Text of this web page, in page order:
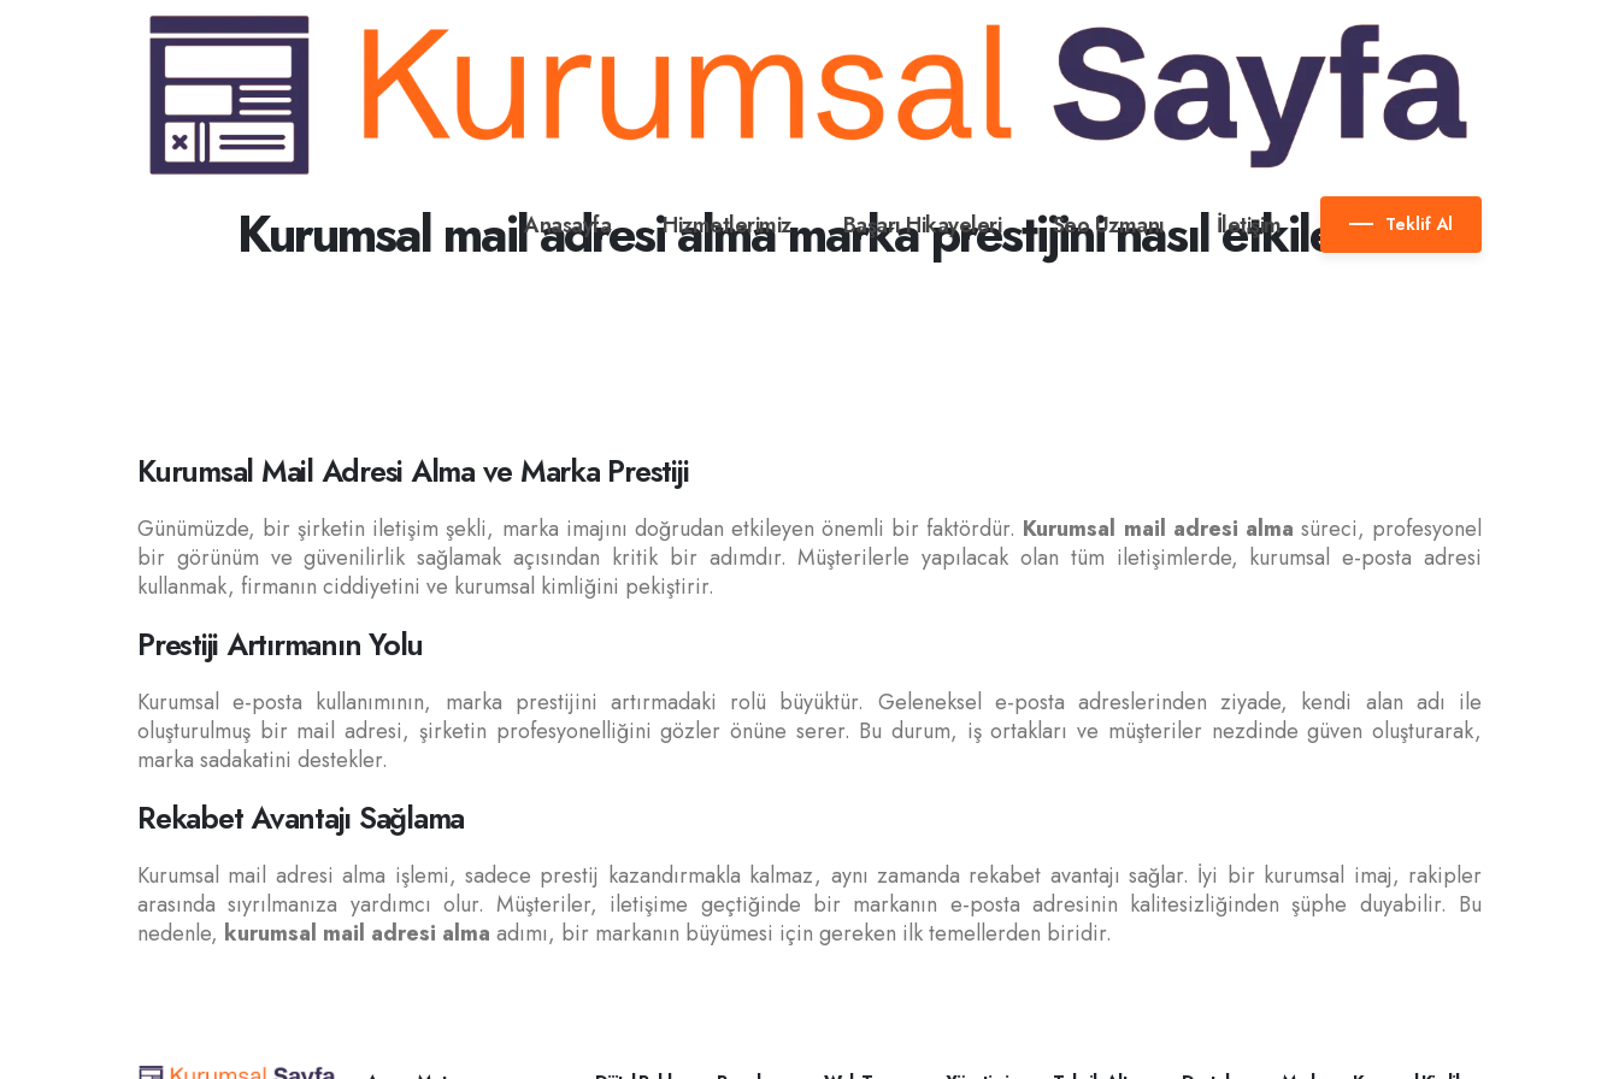
Anasayfa Hizmetlerimiz Başarı Hikayeleri Seo Uzmanı İletişim Teklif Al
Kurumsal mail adresi alma marka prestijini nasıl etkiler?
Kurumsal Mail Adresi Alma ve Marka Prestiji
Günümüzde, bir şirketin iletişim şekli, marka imajını doğrudan etkileyen önemli bir faktördür. Kurumsal mail adresi alma süreci, profesyonel
bir görünüm ve güvenilirlik sağlamak açısından kritik bir adımdır. Müşterilerle yapılacak olan tüm iletişimlerde, kurumsal e-posta adresi
kullanmak, firmanın ciddiyetini ve kurumsal kimliğini pekiştirir.
Prestiji Artırmanın Yolu
Kurumsal e-posta kullanımının, marka prestijini artırmadaki rolü büyüktür. Geleneksel e-posta adreslerinden ziyade, kendi alan adı ile
oluşturulmuş bir mail adresi, şirketin profesyonelliğini gözler önüne serer. Bu durum, iş ortakları ve müşteriler nezdinde güven oluşturarak,
marka sadakatini destekler.
Rekabet Avantajı Sağlama
Kurumsal mail adresi alma işlemi, sadece prestij kazandırmakla kalmaz, aynı zamanda rekabet avantajı sağlar. İyi bir kurumsal imaj, rakipler
arasında sıyrılmanıza yardımcı olur. Müşteriler, iletişime geçtiğinde bir markanın e-posta adresinin kalitesizliğinden şüphe duyabilir. Bu
nedenle, kurumsal mail adresi alma adımı, bir markanın büyümesi için gereken ilk temellerden biridir.